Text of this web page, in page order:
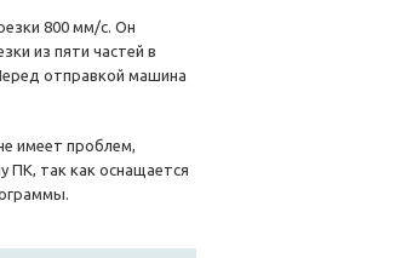
800 мм/с. Он
из пяти частей в
отправкой машина
имеет проблем,
ПК, так как оснащается